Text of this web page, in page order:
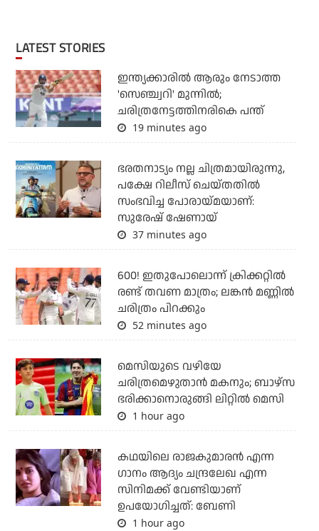
LATEST STORIES
ഇന്ത്യക്കാരില്‍ ആരും നേടാത്ത
'സെഞ്ച്വറി' മുന്നില്‍;
ചരിത്രനേട്ടത്തിനരികെ പന്ത്
19 minutes ago
ഭരതനാട്യം നല്ല ചിത്രമായിരുന്നു,
പക്ഷേ റിലീസ് ചെയ്തതില്‍
സംഭവിച്ച പോരായ്മയാണ്:
സുരേഷ് ഷേണായ്
37 minutes ago
600! ഇതുപോലൊന്ന് ക്രിക്കറ്റില്‍
രണ്ട് തവണ മാത്രം; ലങ്കന്‍ മണ്ണില്‍
ചരിത്രം പിറക്കും
52 minutes ago
മെസിയുടെ വഴിയേ
ചരിത്രമെഴുതാന്‍ മകനും; ബാഴ്‌സ
ഭരിക്കാനൊരുങ്ങി ലിറ്റില്‍ മെസി
1 hour ago
കഥയിലെ രാജകുമാരൻ എന്ന
ഗാനം ആദ്യം ചന്ദ്രലേഖ എന്ന
സിനിമക്ക് വേണ്ടിയാണ്
ഉപയോഗിച്ചത്: ബേണി
1 hour ago